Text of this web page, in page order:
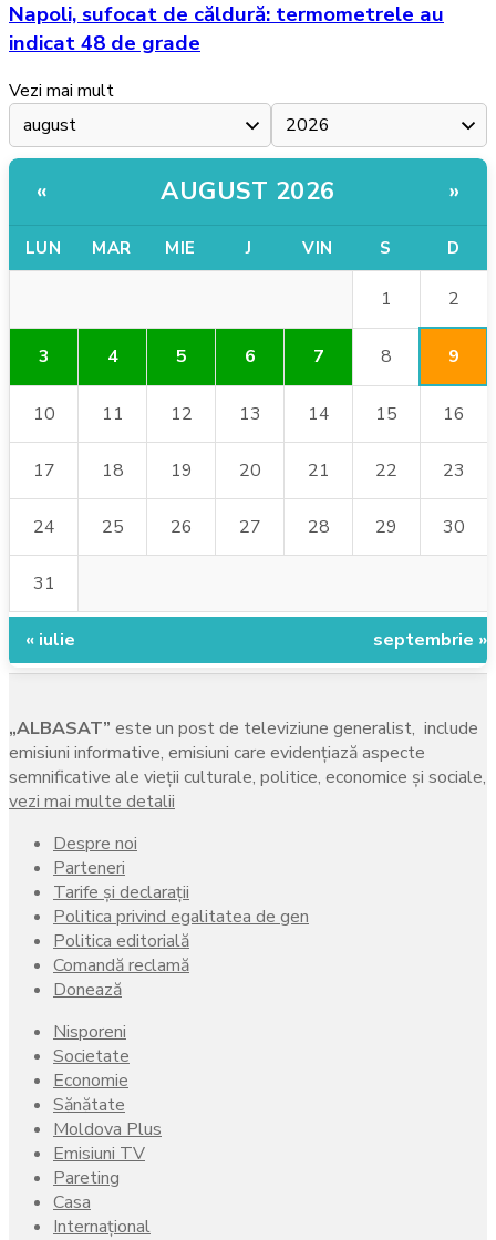
Napoli, sufocat de căldură: termometrele au
indicat 48 de grade
Vezi mai mult
« AUGUST 2026 »
LUN MAR MIE J VIN S D
1 2
3 4 5 6 7 8 9
10 11 12 13 14 15 16
17 18 19 20 21 22 23
24 25 26 27 28 29 30
31
« iulie septembrie »
„ALBASAT” este un post de televiziune generalist, include
emisiuni informative, emisiuni care evidenţiază aspecte
semnificative ale vieţii culturale, politice, economice şi sociale,
vezi mai multe detalii
Despre noi
Parteneri
Tarife și declarații
Politica privind egalitatea de gen
Politica editorială
Comandă reclamă
Donează
Nisporeni
Societate
Economie
Sănătate
Moldova Plus
Emisiuni TV
Pareting
Casa
Internațional